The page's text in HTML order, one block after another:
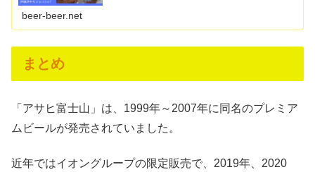
beer-beer.net
まとめ
「アサヒ富士山」は、1999年～2007年に同名のプレミア
ムビールが発売されていました。
近年ではイオングループの限定販売で、2019年、2020